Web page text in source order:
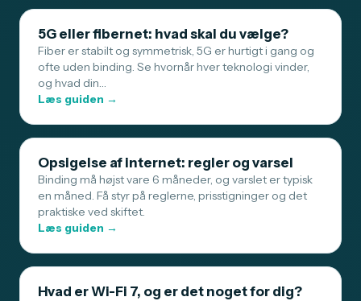
5G eller fibernet: hvad skal du vælge?
Fiber er stabilt og symmetrisk, 5G er hurtigt i gang og
ofte uden binding. Se hvornår hver teknologi vinder,
og hvad din…
Læs guiden →
Opsigelse af internet: regler og varsel
Binding må højst vare 6 måneder, og varslet er typisk
en måned. Få styr på reglerne, prisstigninger og det
praktiske ved skiftet.
Læs guiden →
Hvad er Wi-Fi 7, og er det noget for dig?